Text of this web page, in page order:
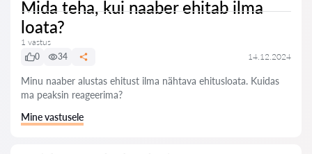
Mida teha, kui naaber ehitab ilma
loata?
1 vastus
0
34 14.12.2024
Minu naaber alustas ehitust ilma nähtava ehitusloata. Kuidas
ma peaksin reageerima?
Mine vastusele